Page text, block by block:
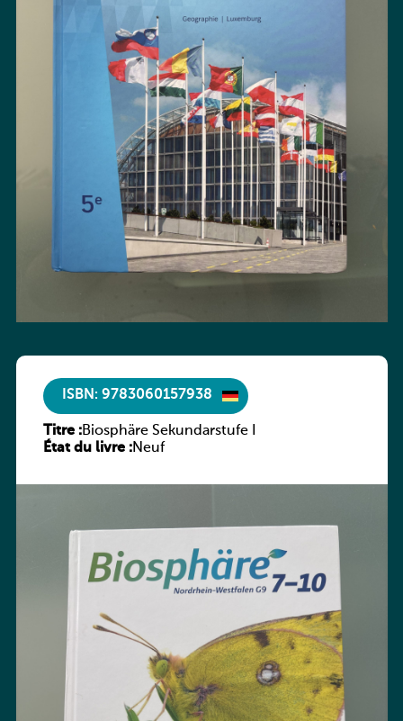
ISBN: 9783060157938
Titre :Biosphäre Sekundarstufe I
État du livre :Neuf